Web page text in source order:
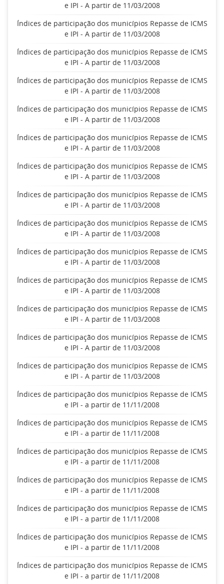
e IPI - A partir de 11/03/2008
Índices de participação dos municípios Repasse de ICMS
e IPI - A partir de 11/03/2008
Índices de participação dos municípios Repasse de ICMS
e IPI - A partir de 11/03/2008
Índices de participação dos municípios Repasse de ICMS
e IPI - A partir de 11/03/2008
Índices de participação dos municípios Repasse de ICMS
e IPI - A partir de 11/03/2008
Índices de participação dos municípios Repasse de ICMS
e IPI - A partir de 11/03/2008
Índices de participação dos municípios Repasse de ICMS
e IPI - A partir de 11/03/2008
Índices de participação dos municípios Repasse de ICMS
e IPI - A partir de 11/03/2008
Índices de participação dos municípios Repasse de ICMS
e IPI - A partir de 11/03/2008
Índices de participação dos municípios Repasse de ICMS
e IPI - A partir de 11/03/2008
Índices de participação dos municípios Repasse de ICMS
e IPI - A partir de 11/03/2008
Índices de participação dos municípios Repasse de ICMS
e IPI - A partir de 11/03/2008
Índices de participação dos municípios Repasse de ICMS
e IPI - A partir de 11/03/2008
Índices de participação dos municípios Repasse de ICMS
e IPI - A partir de 11/03/2008
Índices de participação dos municípios Repasse de ICMS
e IPI - a partir de 11/11/2008
Índices de participação dos municípios Repasse de ICMS
e IPI - a partir de 11/11/2008
Índices de participação dos municípios Repasse de ICMS
e IPI - a partir de 11/11/2008
Índices de participação dos municípios Repasse de ICMS
e IPI - a partir de 11/11/2008
Índices de participação dos municípios Repasse de ICMS
e IPI - a partir de 11/11/2008
Índices de participação dos municípios Repasse de ICMS
e IPI - a partir de 11/11/2008
Índices de participação dos municípios Repasse de ICMS
e IPI - a partir de 11/11/2008